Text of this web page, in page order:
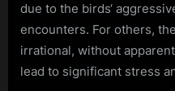
due to the birds‘
encounters. For others,
irrational, without
lead to significant stress